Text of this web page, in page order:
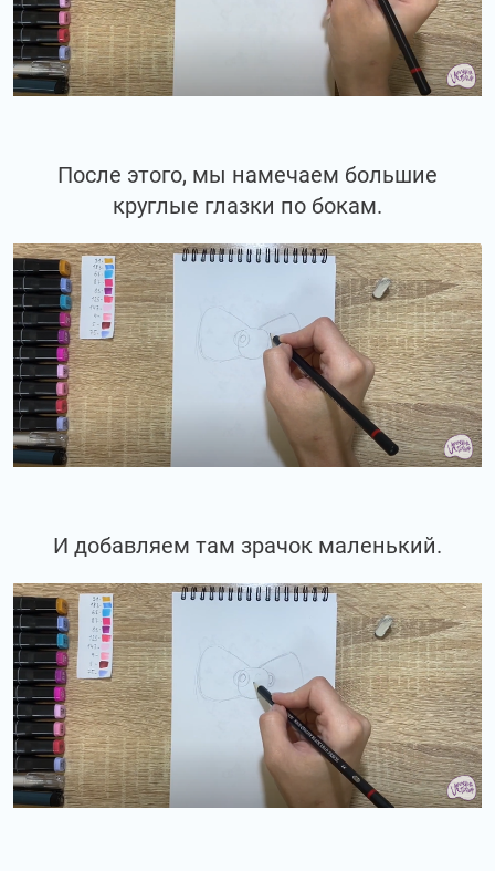
После этого, мы намечаем большие
круглые глазки по бокам.
И добавляем там зрачок маленький.